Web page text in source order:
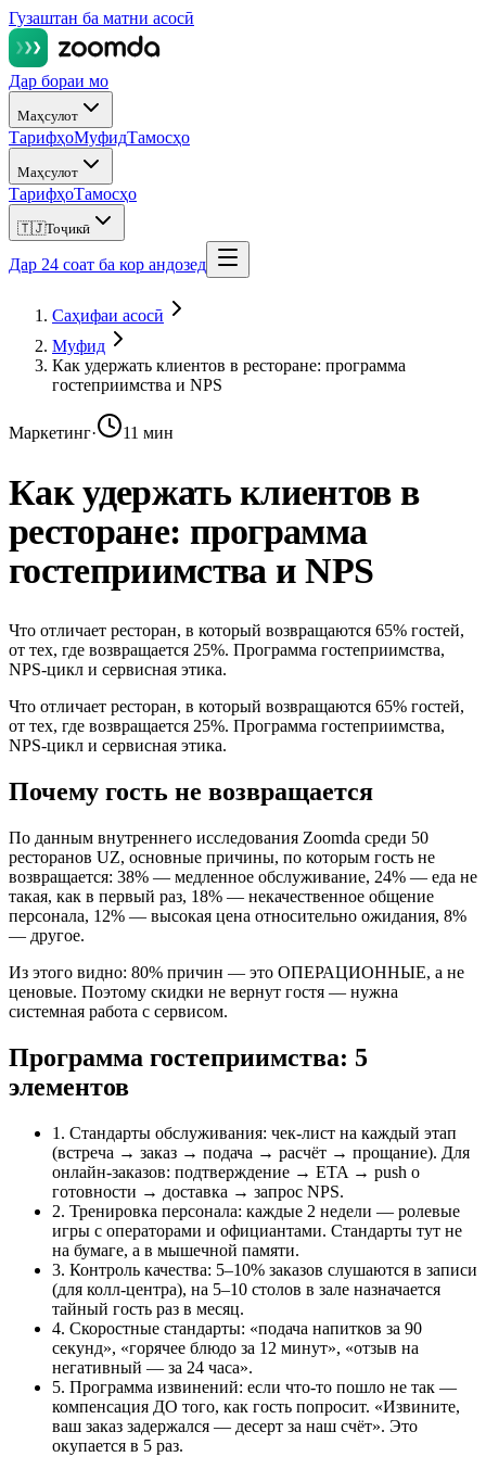
Гузаштан ба матни асосӣ
Дар бораи мо
Маҳсулот
ТарифҳоМуфидТамосҳо
Маҳсулот
ТарифҳоТамосҳо
🇹🇯Тоҷикӣ
Дар 24 соат ба кор андозед
Саҳифаи асосӣ
Муфид
Как удержать клиентов в ресторане: программа
гостеприимства и NPS
Маркетинг· 11 мин
Как удержать клиентов в
ресторане: программа
гостеприимства и NPS
Что отличает ресторан, в который возвращаются 65% гостей,
от тех, где возвращается 25%. Программа гостеприимства,
NPS-цикл и сервисная этика.
Что отличает ресторан, в который возвращаются 65% гостей,
от тех, где возвращается 25%. Программа гостеприимства,
NPS-цикл и сервисная этика.
Почему гость не возвращается
По данным внутреннего исследования Zoomda среди 50
ресторанов UZ, основные причины, по которым гость не
возвращается: 38% — медленное обслуживание, 24% — еда не
такая, как в первый раз, 18% — некачественное общение
персонала, 12% — высокая цена относительно ожидания, 8%
— другое.
Из этого видно: 80% причин — это ОПЕРАЦИОННЫЕ, а не
ценовые. Поэтому скидки не вернут гостя — нужна
системная работа с сервисом.
Программа гостеприимства: 5
элементов
1. Стандарты обслуживания: чек-лист на каждый этап
(встреча → заказ → подача → расчёт → прощание). Для
онлайн-заказов: подтверждение → ETA → push о
готовности → доставка → запрос NPS.
2. Тренировка персонала: каждые 2 недели — ролевые
игры с операторами и официантами. Стандарты тут не
на бумаге, а в мышечной памяти.
3. Контроль качества: 5–10% заказов слушаются в записи
(для колл-центра), на 5–10 столов в зале назначается
тайный гость раз в месяц.
4. Скоростные стандарты: «подача напитков за 90
секунд», «горячее блюдо за 12 минут», «отзыв на
негативный — за 24 часа».
5. Программа извинений: если что-то пошло не так —
компенсация ДО того, как гость попросит. «Извините,
ваш заказ задержался — десерт за наш счёт». Это
окупается в 5 раз.